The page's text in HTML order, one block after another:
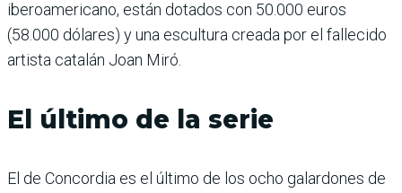
iberoamericano, están dotados con 50.000 euros
(58.000 dólares) y una escultura creada por el fallecido
artista catalán Joan Miró.
El último de la serie
El de Concordia es el último de los ocho galardones de